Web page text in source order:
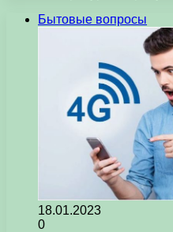
Бытовые вопросы
18.01.2023
0